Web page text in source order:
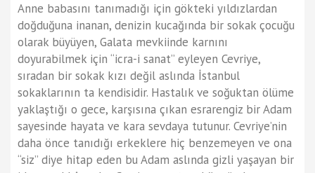
Anne babasını tanımadığı için gökteki yıldızlardan
doğduğuna inanan, denizin kucağında bir sokak çocuğu
olarak büyüyen, Galata mevkiinde karnını
doyurabilmek için “icra-i sanat” eyleyen Cevriye,
sıradan bir sokak kızı değil aslında İstanbul
sokaklarının ta kendisidir. Hastalık ve soğuktan ölüme
yaklaştığı o gece, karşısına çıkan esrarengiz bir Adam
sayesinde hayata ve kara sevdaya tutunur. Cevriye’nin
daha önce tanıdığı erkeklere hiç benzemeyen ve ona
“siz” diye hitap eden bu Adam aslında gizli yaşayan bir